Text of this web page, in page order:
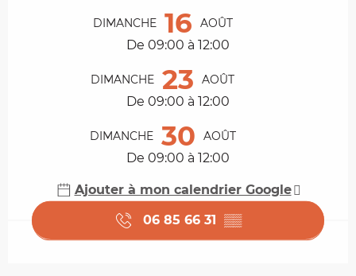
DIMANCHE 16 AOÛT
De 09:00 à 12:00
DIMANCHE 23 AOÛT
De 09:00 à 12:00
DIMANCHE 30 AOÛT
De 09:00 à 12:00
Ajouter à mon calendrier Google
06 85 66 31 ▒▒